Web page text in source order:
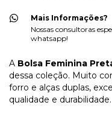
Mais Informações?
Nossas consultoras
whatsapp!
A Bolsa Feminina
dessa coleção. Muito
forro e alças duplas,
qualidade e durabilidade.